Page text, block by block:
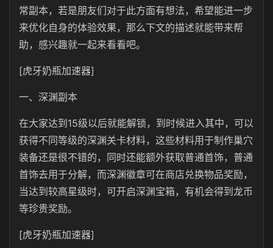
常副本，若是朋友们对于此方面有想法，希望能进一步
来优化自身的体验效果，那么下文的描述就能带来帮
助，感兴趣就一起来看看吧。
[虎牙奶瓶加速器]
一、深渊副本
在大家达到15级以后就能解锁，到时候进入其中，可以
获得不同等级的深渊关卡材料，这些材料用于制作巢穴
装备还是很不错的，同时还能额外获取普通首饰，普通
首饰去用于分解，而深渊徽章可在商店兑换物品奖励，
当达到较高星级时，可开启深渊宝箱，有机会得到龙币
等珍贵奖励。
[虎牙奶瓶加速器]